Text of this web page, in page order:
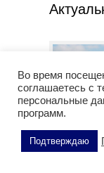
Во время
соглашаетесь с
персональные
программ.
Подтверждаю